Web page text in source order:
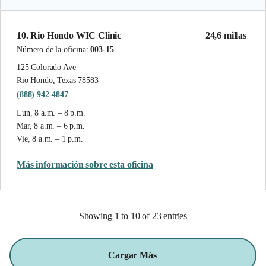
24,6 millas
10. Rio Hondo WIC Clinic
Número de la oficina:003-15
125 Colorado Ave
Rio Hondo, Texas 78583
(888) 942-4847
Lun, 8 a.m. – 8 p.m.
Mar, 8 a.m. – 6 p.m.
Vie, 8 a.m. – 1 p.m.
Más información sobre esta oficina
Showing 1 to 10 of 23 entries
Cargar Más